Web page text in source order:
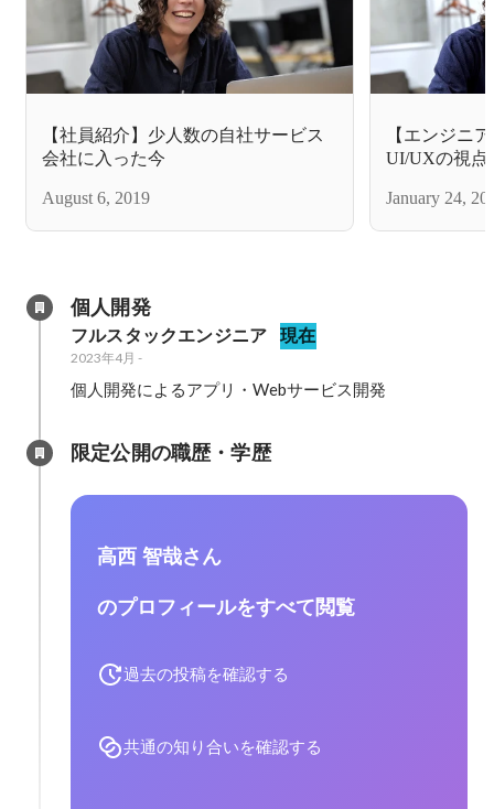
【社員紹介】少人数の自社サービス
会社に入った今
August 6, 2019
【エンジニ
UI/UXの視点
ニアとして
January 24,
個人開発
フルスタックエンジニア 現在
2023年4月 -
個人開発によるアプリ・Webサービス開発
限定公開の職歴・学歴
高西 智哉さん
のプロフィールをすべて閲覧
過去の投稿を確認する
共通の知り合いを確認する